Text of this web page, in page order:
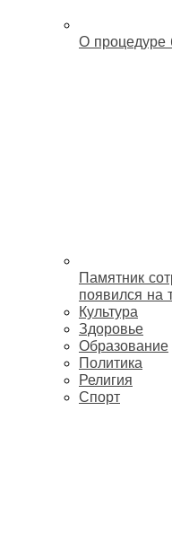
О процедуре
Памятник
появился на
Культура
Здоровье
Образование
Политика
Религия
Спорт